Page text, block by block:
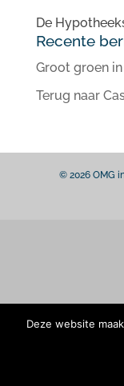
De
Recente
Groot groen
Terug naar
© 2026 OMG
Deze website